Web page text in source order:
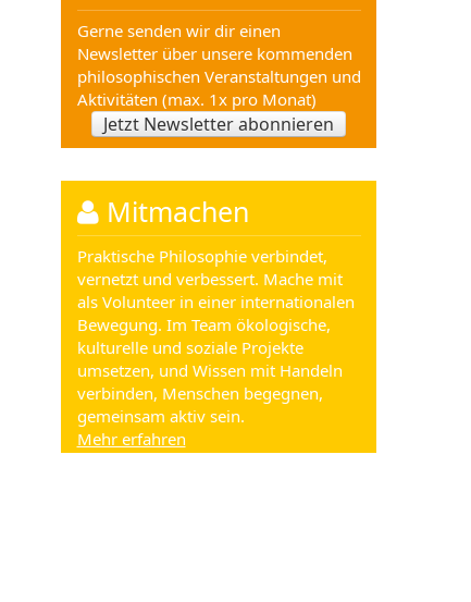
Gerne senden wir dir einen
Newsletter über unsere kommenden
philosophischen Veranstaltungen und
Aktivitäten (max. 1x pro Monat)
Jetzt Newsletter abonnieren
Mitmachen
Praktische Philosophie verbindet,
vernetzt und verbessert. Mache mit
als Volunteer in einer internationalen
Bewegung. Im Team ökologische,
kulturelle und soziale Projekte
umsetzen, und Wissen mit Handeln
verbinden, Menschen begegnen,
gemeinsam aktiv sein.
Mehr erfahren